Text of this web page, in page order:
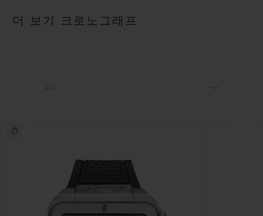
더 보기 크로노그래프